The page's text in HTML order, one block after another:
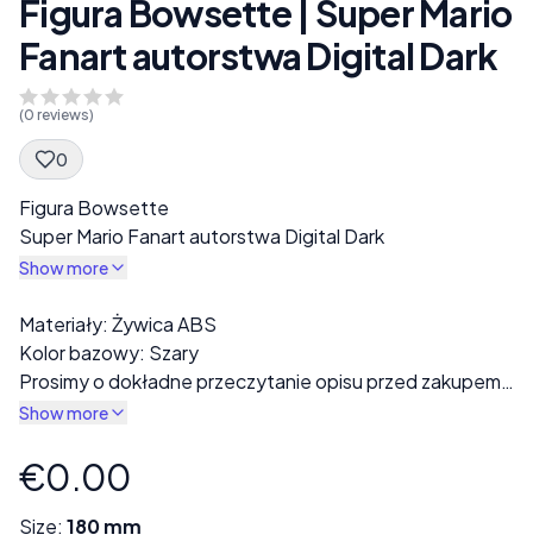
Figura Bowsette | Super Mario
Fanart autorstwa Digital Dark
(0 reviews)
0
Spec Description
Figura Bowsette
Super Mario Fanart autorstwa Digital Dark
Show more
Description
Materiały: Żywica ABS
Kolor bazowy: Szary
Prosimy o dokładne przeczytanie opisu przed zakupem!
Gotowy wydruk będzie wykonany z szarej żywicy. W
pełni ubrane lub nagie.
Każdy wydruk jest starannie sprawdzany pod kątem
wad lub błędów druku przed wysyłką.
Show more
Product information
€0.00
Size: 180 mm